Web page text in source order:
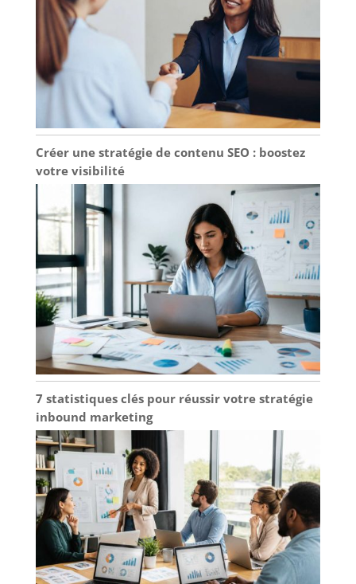
Créer une stratégie de contenu SEO : boostez
votre visibilité
7 statistiques clés pour réussir votre stratégie
inbound marketing